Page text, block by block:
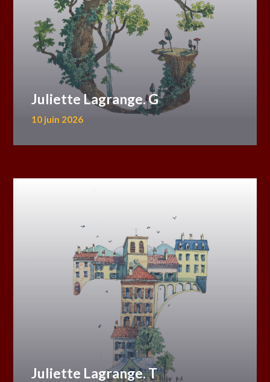
Juliette Lagrange. G
10 juin 2026
Juliette Lagrange. T